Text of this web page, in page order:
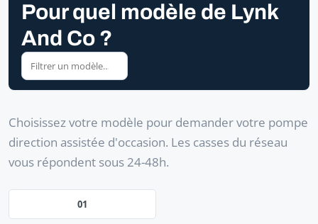
Pour quel modèle de Lynk
And Co ?
Choisissez votre modèle pour demander votre pompe
direction assistée d'occasion. Les casses du réseau
vous répondent sous 24-48h.
01